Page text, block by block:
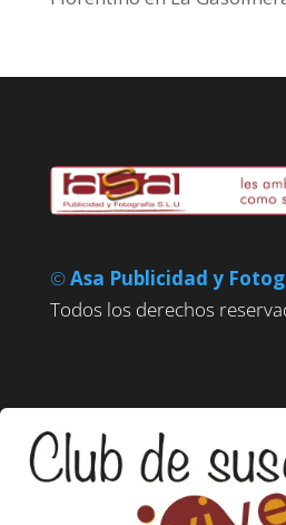
©Asa Publicidad y
Todos los derechos